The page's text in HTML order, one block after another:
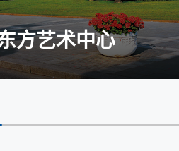
方艺术中心